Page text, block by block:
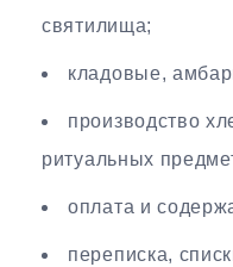
святилища;
кладовые,
производство
ритуальных
оплата и
переписка,